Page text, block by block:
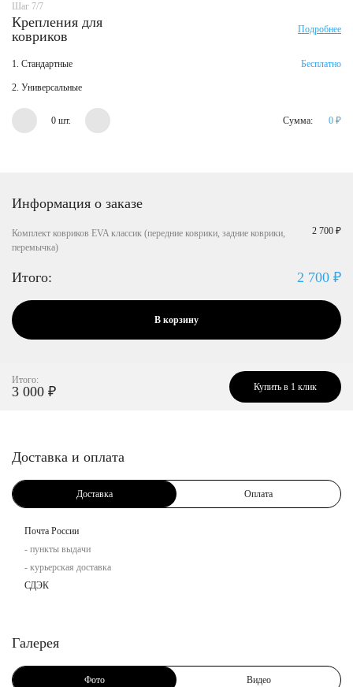
Шаг 7/7
Крепления для
ковриков
Подробнее
1. Стандартные Бесплатно
2. Универсальные
0 шт. Сумма: 0 ₽
Информация о заказе
Комплект ковриков EVA классик (передние коврики, задние коврики,
перемычка)
2 700 ₽
Итого: 2 700 ₽
В корзину
Итого:
3 000 ₽ Купить в 1 клик
Доставка и оплата
Доставка Оплата
Почта России
- пункты выдачи
- курьерская доставка
СДЭК
Галерея
Фото Видео